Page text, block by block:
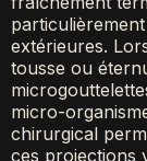
extérieures.
tousse ou
micro-
chirurgical
ces projections